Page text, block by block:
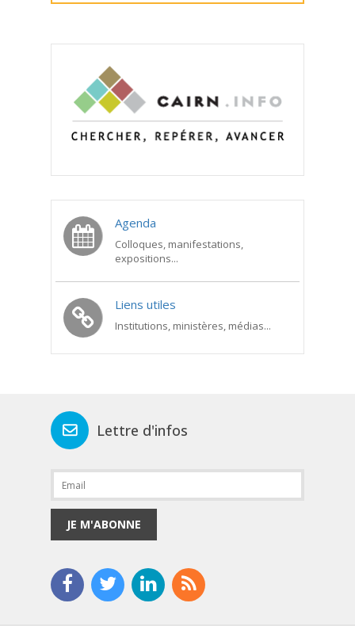
Agenda
Colloques, manifestations,
expositions...
Liens utiles
Institutions, ministères, médias...
Lettre d'infos
JE M'ABONNE